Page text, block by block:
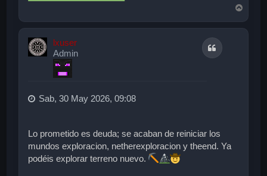
r
lxuser
Admin
Citar
Sab, 30 May 2026, 09:08
Lo prometido es deuda; se acaban de reiniciar los
mundos exploracion, netherexploracion y theend. Ya
podéis explorar terreno nuevo.